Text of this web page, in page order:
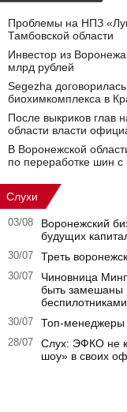
Проблемы на НПЗ
Тамбовской области
Инвестор из
млрд рублей
Segezha
биохимкомплекса в
После выкриков глав
области власти
В Воронежской
по переработке шин с
Слухи
03/08
Воронежский
будущих
30/07 Треть
30/07
Чиновница
быть замешаны
30/07 Топ-менеджеры
28/07
Слух: ЭФКО не
шоу» в своих